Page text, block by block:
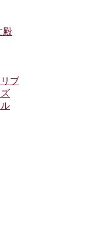
殿
ブ